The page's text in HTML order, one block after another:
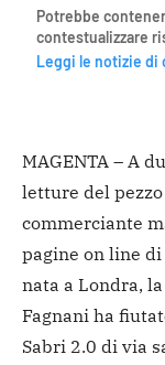
Potrebbe
contestualizzare
Leggi le notizie di
MAGENTA – A
letture del
commerciante
pagine on line
nata a Londra,
Fagnani ha
Sabri 2.0 di via